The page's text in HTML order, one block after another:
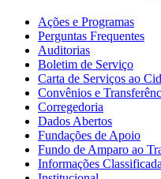
Ações e Programas
Perguntas Frequentes
Auditorias
Boletim de Serviço
Carta de Serviços ao
Convênios e
Corregedoria
Dados Abertos
Fundações de Apoio
Fundo de Amparo ao
Informações